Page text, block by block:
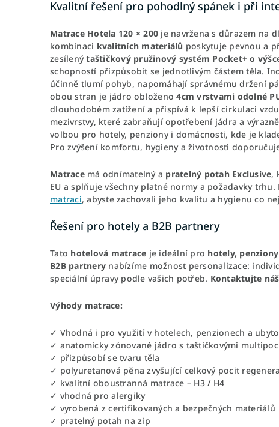
Kvalitní řešení pro pohodlný spánek i při
Matrace Hotela 120 × 200 je navržena s důrazem na
kombinaci kvalitních materiálů poskytuje pevnou a
zesílenýtaštičkový pružinový systém Pocket+ o
schopností přizpůsobit se jednotlivým částem těla.
účinně tlumí pohyb, napomáhají správnému držení
obou stran je jádro obloženo4cm vrstvami odolné
dlouhodobém zatížení a přispívá k lepší cirkulaci
mezivrstvy, které zabraňují opotřebení jádra a
volbou pro hotely, penziony i domácnosti, kde je
Pro zvýšení komfortu, hygieny a životnosti
Matracemá odnímatelný a pratelný potah Exclusive,
EU a splňuje všechny platné normy a požadavky
matraci, abyste zachovali jeho kvalitu a hygienu co
Řešení pro hotely a B2B partnery
Tato hotelová matrace je ideální pro hotely,
B2B partnery nabízíme možnost personalizace:
speciální úpravy podle vašich potřeb. Kontaktujte
Výhody matrace:
✓ Vhodná i pro využití v hotelech, penzionech a
✓ anatomicky zónované jádro s taštičkovými
✓ přizpůsobí se tvaru těla
✓ polyuretanová pěna zvyšující celkový pocit
✓ kvalitní oboustranná matrace – H3 / H4
✓ vhodná pro alergiky
✓ vyrobená z certifikovaných a bezpečných materiálů
✓ pratelný potah na zip